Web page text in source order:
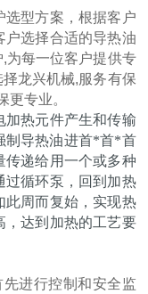
选型方案，根据客户
户选择合适的导热油
为每一位客户提供专
龙兴机械,服务有保
更专业。
加热元件产生和传输
制导热油进首*首*首
递给用一个或多种
过循环泵，回到加热
此周而复始，实现热
，达到加热的工艺要
进行控制和安全监